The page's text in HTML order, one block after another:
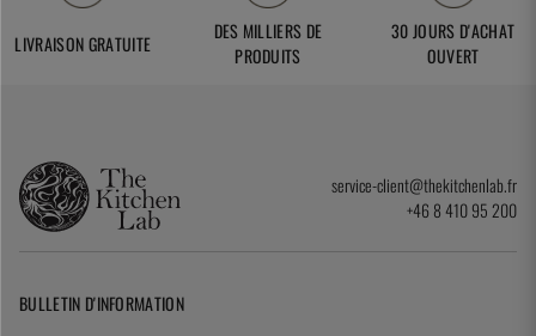
LIVRAISON GRATUITE
DES MILLIERS DE
PRODUITS
30 JOURS D'ACHAT
OUVERT
service-client@thekitchenlab.fr
+46 8 410 95 200
BULLETIN D'INFORMATION